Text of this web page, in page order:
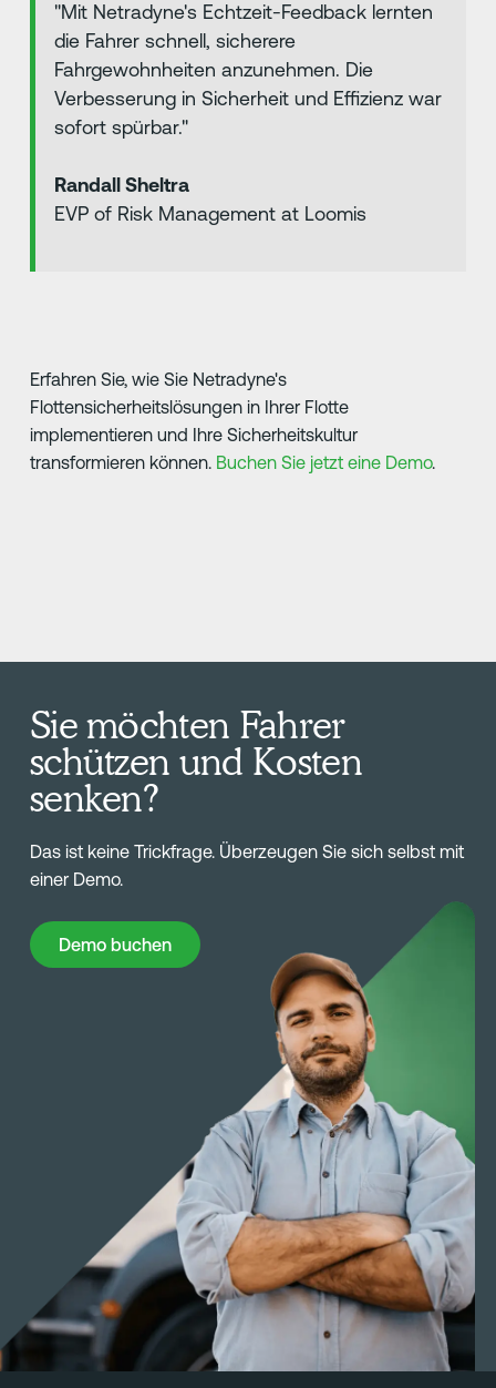
"Mit Netradyne's Echtzeit-Feedback lernten
die Fahrer schnell, sicherere
Fahrgewohnheiten anzunehmen. Die
Verbesserung in Sicherheit und Effizienz war
sofort spürbar."
Randall Sheltra
EVP of Risk Management at Loomis
Erfahren Sie, wie Sie Netradyne's
Flottensicherheitslösungen in Ihrer Flotte
implementieren und Ihre Sicherheitskultur
transformieren können. Buchen Sie jetzt eine Demo.
Sie möchten Fahrer
schützen und Kosten
senken?
Das ist keine Trickfrage. Überzeugen Sie sich selbst mit
einer Demo.
Demo buchen
Demo buchen